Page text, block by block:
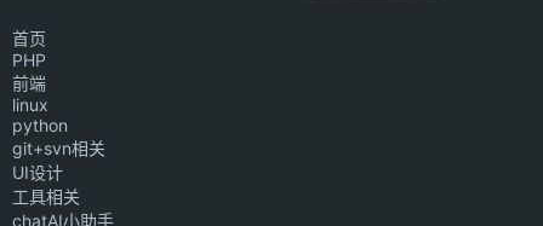
首页
PHP
前端
linux
python
git+svn相关
UI设计
工具相关
chatAI小助手